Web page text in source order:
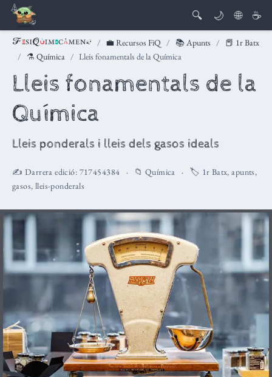
🔍 🌙 🌐 ☕
💼 Recursos FiQ 📚 Apunts
📕 1r Batx
⚗️ Química
Lleis fonamentals de la Química
Lleis fonamentals de la
Química
Lleis ponderals i lleis dels gasos ideals
✍️ Darrera edició: 717454384 📁 Química 🏷️ 1r Batx,apunts,
gasos, lleis-ponderals